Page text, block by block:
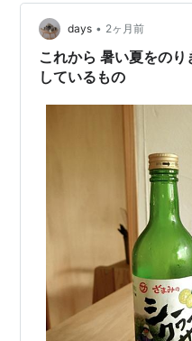
days • 2ヶ月前
これから 暑い夏をの
しているもの